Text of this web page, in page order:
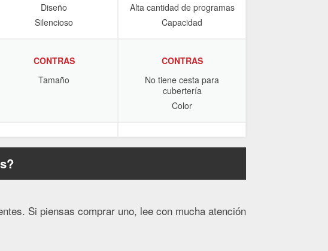
Diseño
Silencioso
CONTRAS
Tamaño
Alta cantidad de programas
Capacidad
CONTRAS
No tiene cesta para
cubertería
Color
Si piensas comprar uno, lee con mucha atención